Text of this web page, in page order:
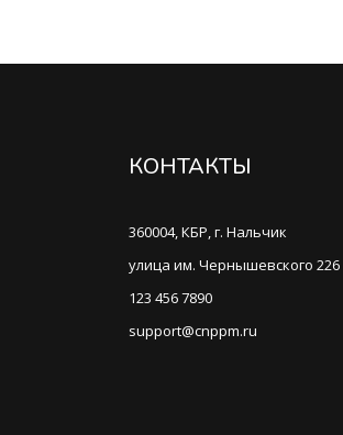
КОНТАКТЫ
360004, КБР, г. Нальчик
улица им. Чернышевского 226
123 456 7890
support@cnppm.ru